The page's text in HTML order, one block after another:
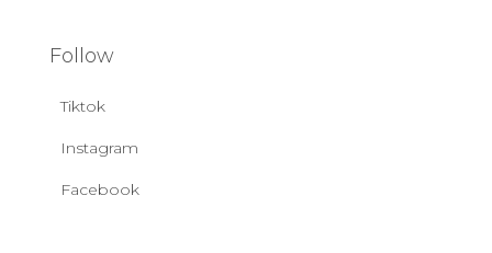
Follow
Tiktok
Instagram
Facebook